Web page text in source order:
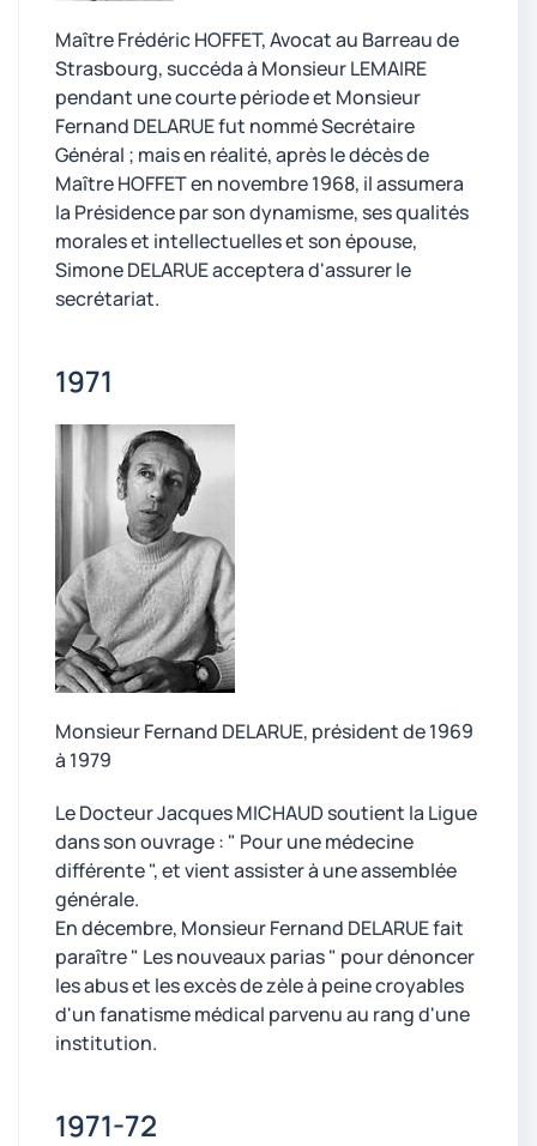
Maître Frédéric HOFFET, Avocat au Barreau de
Strasbourg, succéda à Monsieur LEMAIRE
pendant une courte période et Monsieur
Fernand DELARUE fut nommé Secrétaire
Général ; mais en réalité, après le décès de
Maître HOFFET en novembre 1968, il assumera
la Présidence par son dynamisme, ses qualités
morales et intellectuelles et son épouse,
Simone DELARUE acceptera d'assurer le
secrétariat.
1971
Monsieur Fernand DELARUE, président de 1969
à 1979
Le Docteur Jacques MICHAUD soutient la Ligue
dans son ouvrage : " Pour une médecine
différente ", et vient assister à une assemblée
générale.
En décembre, Monsieur Fernand DELARUE fait
paraître " Les nouveaux parias " pour dénoncer
les abus et les excès de zèle à peine croyables
d'un fanatisme médical parvenu au rang d'une
institution.
1971-72